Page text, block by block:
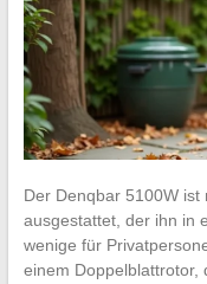
Der Denqbar 5100W ist
ausgestattet, der ihn in
wenige für
einem Doppelblattrotor,